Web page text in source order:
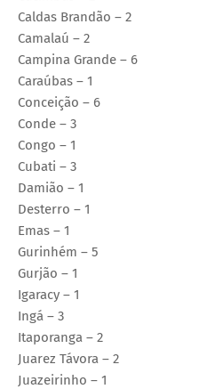
Caldas Brandão – 2
Camalaú – 2
Campina Grande – 6
Caraúbas – 1
Conceição – 6
Conde – 3
Congo – 1
Cubati – 3
Damião – 1
Desterro – 1
Emas – 1
Gurinhém – 5
Gurjão – 1
Igaracy – 1
Ingá – 3
Itaporanga – 2
Juarez Távora – 2
Juazeirinho – 1